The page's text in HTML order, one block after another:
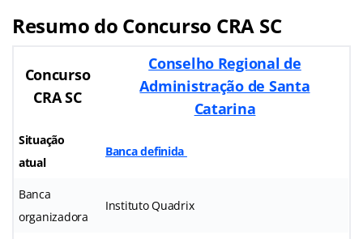
Resumo do Concurso CRA SC
Concurso
CRA SC
Conselho Regional de
Administração de Santa
Catarina
Situação
atual
Banca definida
Banca
organizadora
Instituto Quadrix